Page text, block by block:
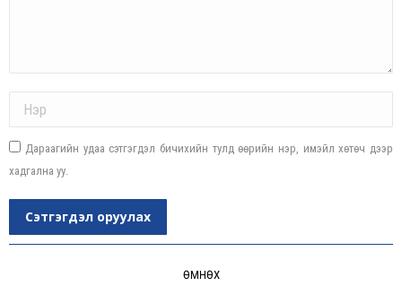
Дараагийн удаа сэтгэгдэл бичихийн тулд өөрийн нэр, имэйл хөтөч дээр
хадгална уу.
Сэтгэгдэл оруулах
ӨМНӨХ